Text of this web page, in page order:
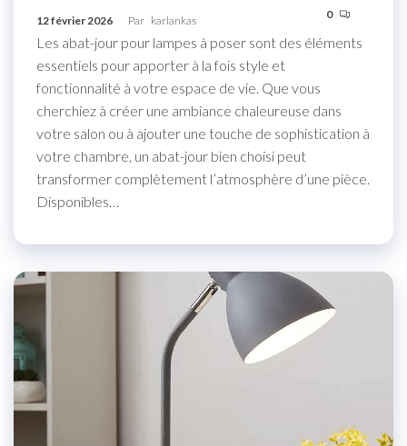
12 février 2026 Par karlankas 0
Les abat-jour pour lampes à poser sont des éléments
essentiels pour apporter à la fois style et
fonctionnalité à votre espace de vie. Que vous
cherchiez à créer une ambiance chaleureuse dans
votre salon ou à ajouter une touche de sophistication à
votre chambre, un abat-jour bien choisi peut
transformer complètement l’atmosphère d’une pièce.
Disponibles…